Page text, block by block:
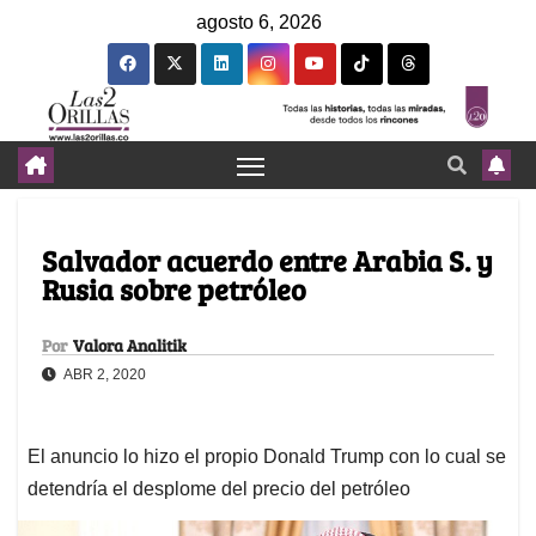
agosto 6, 2026
Salvador acuerdo entre Arabia S. y
Rusia sobre petróleo
Por Valora Analitik
ABR 2, 2020
El anuncio lo hizo el propio Donald Trump con lo cual se
detendría el desplome del precio del petróleo